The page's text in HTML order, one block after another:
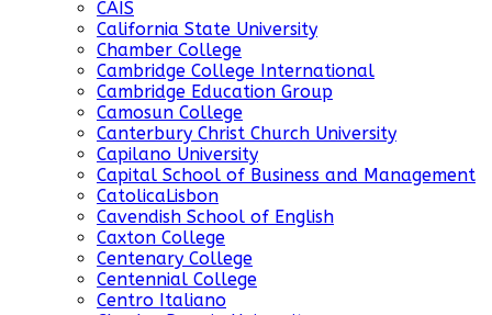
CAIS
California State University
Chamber College
Cambridge College International
Cambridge Education Group
Camosun College
Canterbury Christ Church University
Capilano University
Capital School of Business and Management
CatolicaLisbon
Cavendish School of English
Caxton College
Centenary College
Centennial College
Centro Italiano